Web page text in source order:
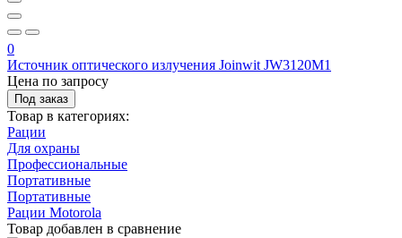
0
Источник оптического излучения Joinwit JW3120M1
Цена по запросу
Под заказ
Товар в категориях:
Рации
Для охраны
Профессиональные
Портативные
Портативные
Рации Motorola
Товар добавлен в сравнение